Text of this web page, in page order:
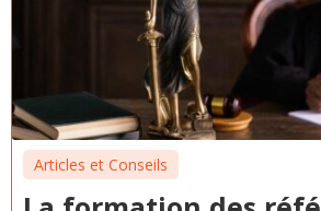
Articles et Conseils